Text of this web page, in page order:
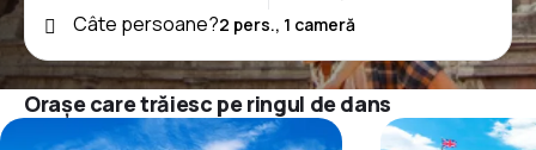
Câte persoane?
Oraşe care trăiesc pe ringul de dans